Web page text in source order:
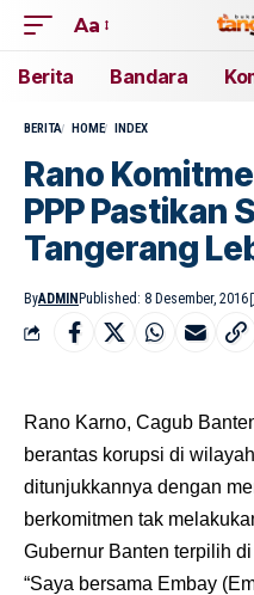
Aa
Berita Bandara
BERITA HOME INDEX
Rano
PPP Pastikan
Tangerang
ByADMIN Published: 8 Desember, 2016
Rano Karno, Cagub
berantas korupsi di
ditunjukkannya dengan
berkomitmen tak
Gubernur Banten terpilih
“Saya bersama Embay